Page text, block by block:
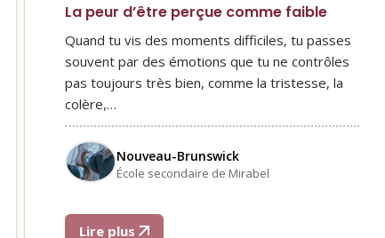
La peur d’être perçue comme faible
Quand tu vis des moments difficiles, tu passes
souvent par des émotions que tu ne contrôles
pas toujours très bien, comme la tristesse, la
colère,…
Nouveau-Brunswick
École secondaire de Mirabel
Lire plus